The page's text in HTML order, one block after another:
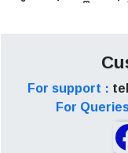
For support :
For